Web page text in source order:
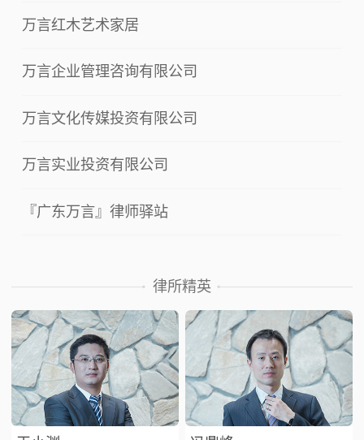
万言红木艺术家居
万言企业管理咨询有限公司
万言文化传媒投资有限公司
万言实业投资有限公司
『广东万言』律师驿站
律所精英